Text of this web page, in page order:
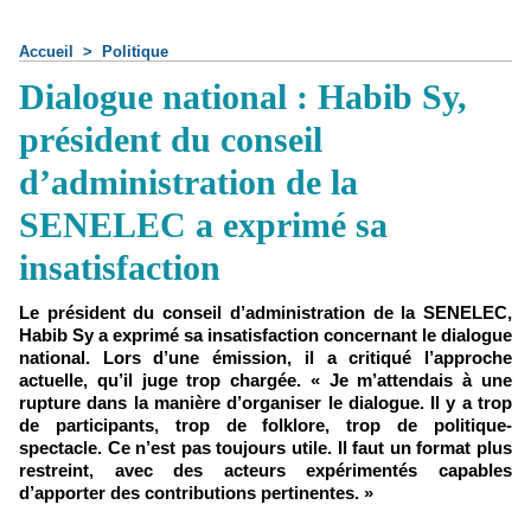
Accueil > Politique
Dialogue national : Habib Sy,
président du conseil
d’administration de la
SENELEC a exprimé sa
insatisfaction
Le président du conseil d’administration de la SENELEC,
Habib Sy a exprimé sa insatisfaction concernant le dialogue
national. Lors d’une émission, il a critiqué l’approche
actuelle, qu’il juge trop chargée. « Je m’attendais à une
rupture dans la manière d’organiser le dialogue. Il y a trop
de participants, trop de folklore, trop de politique-
spectacle. Ce n’est pas toujours utile. Il faut un format plus
restreint, avec des acteurs expérimentés capables
d’apporter des contributions pertinentes. »